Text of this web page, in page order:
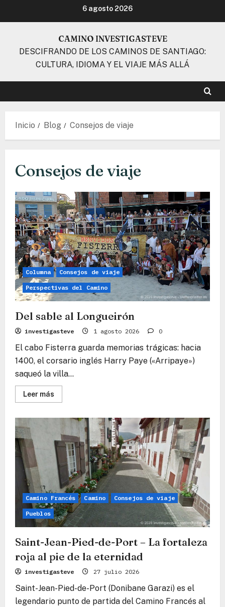
6 agosto 2026
CAMINO INVESTIGASTEVE
DESCIFRANDO DE LOS CAMINOS DE SANTIAGO:
CULTURA, IDIOMA Y EL VIAJE MÁS ALLÁ
Inicio Blog Consejos de viaje
Consejos de viaje
Columna Consejos de viaje
Perspectivas del Camino
Del sable al Longueirón
investigasteve 1 agosto 2026 0
El cabo Fisterra guarda memorias trágicas: hacia
1400, el corsario inglés Harry Paye («Arripaye»)
saqueó la villa...
Leer más
más
sable
Longueirón
Camino Francés Camino Consejos de viaje
Pueblos
Saint-Jean-Pied-de-Port – La fortaleza
roja al pie de la eternidad
investigasteve 27 julio 2026
Saint-Jean-Pied-de-Port (Donibane Garazi) es el
legendario punto de partida del Camino Francés al